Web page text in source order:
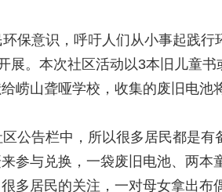
保意识，呼吁人们从小事起践行
展。本次社区活动以3本旧儿童
崂山聋哑学校，收集的废旧电池
公告栏中，所以很多居民都是
参与兑换，一袋废旧电池、两
多居民的关注，一对母女拿出